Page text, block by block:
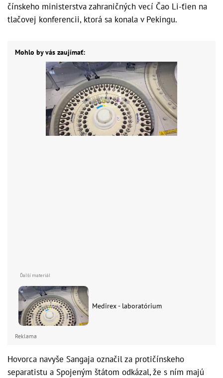
čínskeho ministerstva zahraničných vecí Čao Li-ťien na
tlačovej konferencii, ktorá sa konala v Pekingu.
Mohlo by vás zaujímať:
Medirex - laboratórium
Reklama
Hovorca navyše Sangaja označil za protičínskeho
separatistu a Spojeným štátom odkázal, že s ním majú